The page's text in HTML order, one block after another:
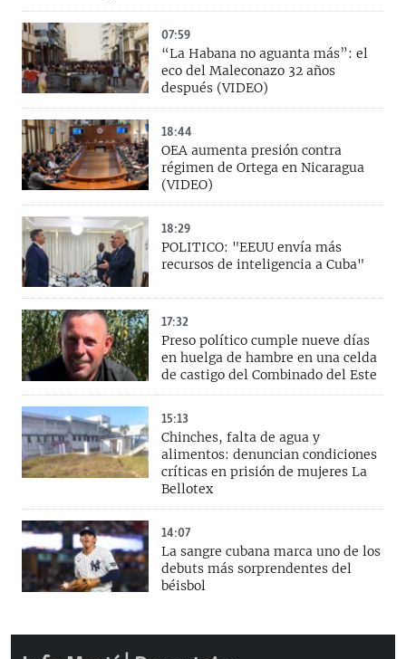
07:59
“La Habana no aguanta más”: el
eco del Maleconazo 32 años
después (VIDEO)
18:44
OEA aumenta presión contra
régimen de Ortega en Nicaragua
(VIDEO)
18:29
POLITICO: "EEUU envía más
recursos de inteligencia a Cuba"
17:32
Preso político cumple nueve días
en huelga de hambre en una celda
de castigo del Combinado del Este
15:13
Chinches, falta de agua y
alimentos: denuncian condiciones
críticas en prisión de mujeres La
Bellotex
14:07
La sangre cubana marca uno de los
debuts más sorprendentes del
béisbol